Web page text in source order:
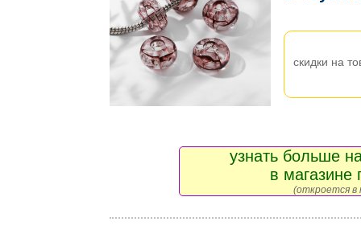
скидки на
узнать больше
в магазине
(откроется в